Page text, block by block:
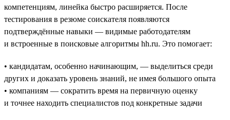
компетенциям, линейка быстро расширяется. После
тестирования в резюме соискателя появляются
подтверждённые навыки — видимые работодателям
и встроенные в поисковые алгоритмы hh.ru. Это помогает:
• кандидатам, особенно начинающим, — выделиться среди
других и доказать уровень знаний, не имея большого опыта
• компаниям — сократить время на первичную оценку
и точнее находить специалистов под конкретные задачи